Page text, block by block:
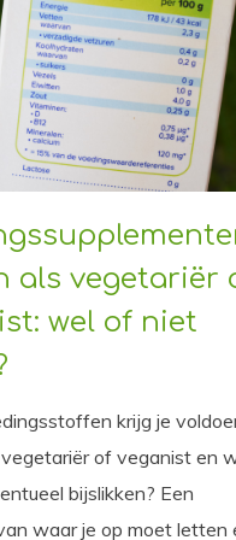
als vegetariër
wel of niet
krijg je
of veganist en
bijslikken? Een
waar je op moet letten